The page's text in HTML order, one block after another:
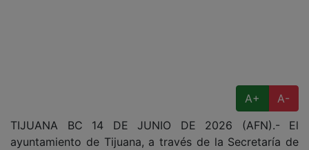
A+
A-
TIJUANA BC 14 DE JUNIO DE 2026 (AFN).- El
ayuntamiento de Tijuana, a través de la Secretaría de